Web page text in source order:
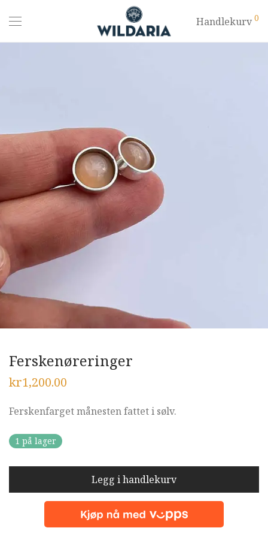
Handlekurv 0
Ferskenøreringer
kr1,200.00
Ferskenfarget månesten fattet i sølv.
1 på lager
Legg i handlekurv